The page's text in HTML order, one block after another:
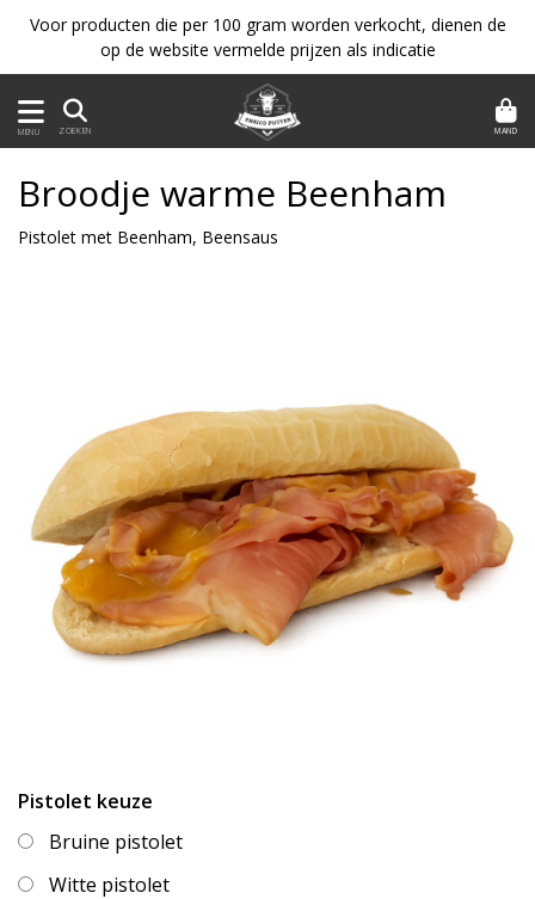
Voor producten die per 100 gram worden verkocht, dienen de
op de website vermelde prijzen als indicatie
MENU ZOEKEN MAND
Broodje warme Beenham
Pistolet met Beenham, Beensaus
Pistolet keuze
Bruine pistolet
Witte pistolet